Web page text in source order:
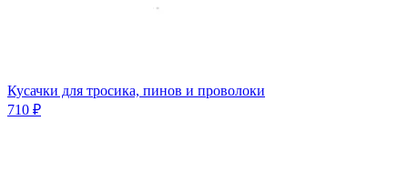
Кусачки для тросика, пинов и проволоки
710 ₽